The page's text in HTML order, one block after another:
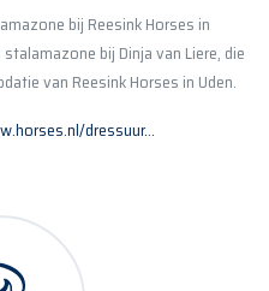
bij Reesink Horses in
bij Dinja van Liere, die
van Reesink Horses in Uden.
dressuur...